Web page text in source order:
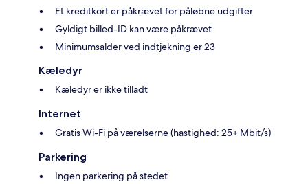
Et kreditkort er påkrævet for påløbne udgifter
Gyldigt billed-ID kan være påkrævet
Minimumsalder ved indtjekning er 23
Kæledyr
Kæledyr er ikke tilladt
Internet
Gratis Wi-Fi på værelserne (hastighed: 25+ Mbit/s)
Parkering
Ingen parkering på stedet